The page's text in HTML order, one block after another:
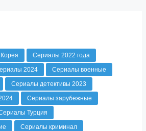
Сериалы 2022 года
2024
Сериалы военные
Сериалы детективы 2023
Сериалы зарубежные
Турция
Сериалы криминал